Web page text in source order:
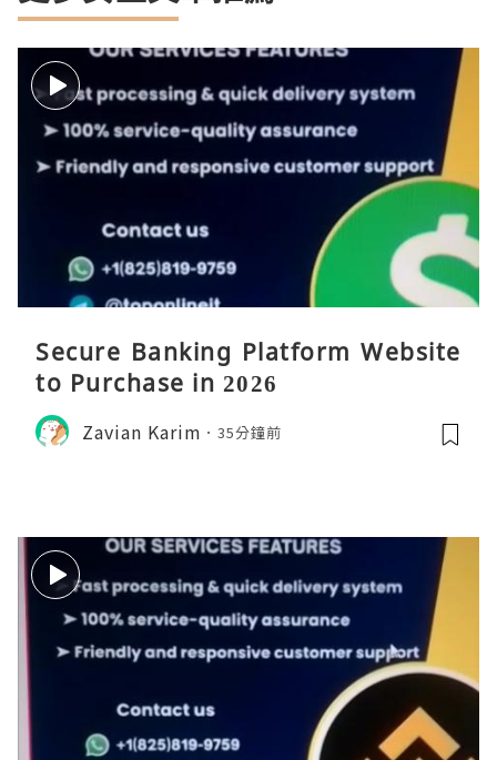
Secure Banking Platform Website
to Purchase in 2026
Zavian Karim 35分鐘前